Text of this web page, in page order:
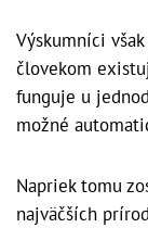
Výskumníci
človekom
funguje u
možné
Napriek tomu
najväčších